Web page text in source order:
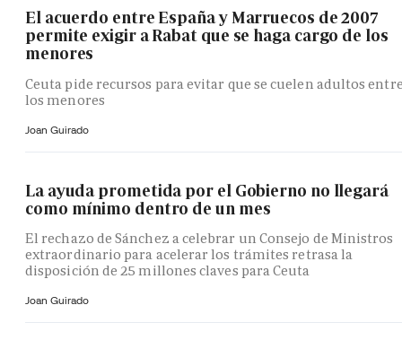
El acuerdo entre España y Marruecos de 2007
permite exigir a Rabat que se haga cargo de los
menores
Ceuta pide recursos para evitar que se cuelen adultos
los menores
Joan Guirado
La ayuda prometida por el Gobierno no llegará
como mínimo dentro de un mes
El rechazo de Sánchez a celebrar un Consejo de Ministros
extraordinario para acelerar los trámites retrasa la
disposición de 25 millones claves para Ceuta
Joan Guirado